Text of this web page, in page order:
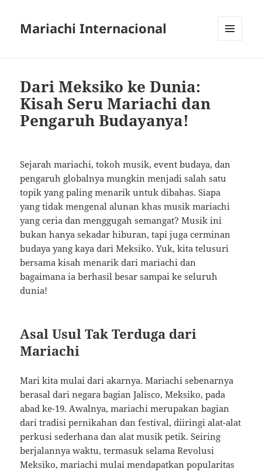
Mariachi Internacional
Dari Meksiko ke Dunia:
Kisah Seru Mariachi dan
Pengaruh Budayanya!
Sejarah mariachi, tokoh musik, event budaya, dan
pengaruh globalnya mungkin menjadi salah satu
topik yang paling menarik untuk dibahas. Siapa
yang tidak mengenal alunan khas musik mariachi
yang ceria dan menggugah semangat? Musik ini
bukan hanya sekadar hiburan, tapi juga cerminan
budaya yang kaya dari Meksiko. Yuk, kita telusuri
bersama kisah menarik dari mariachi dan
bagaimana ia berhasil besar sampai ke seluruh
dunia!
Asal Usul Tak Terduga dari
Mariachi
Mari kita mulai dari akarnya. Mariachi sebenarnya
berasal dari negara bagian Jalisco, Meksiko, pada
abad ke-19. Awalnya, mariachi merupakan bagian
dari tradisi pernikahan dan festival, diiringi alat-alat
perkusi sederhana dan alat musik petik. Seiring
berjalannya waktu, termasuk selama Revolusi
Meksiko, mariachi mulai mendapatkan popularitas